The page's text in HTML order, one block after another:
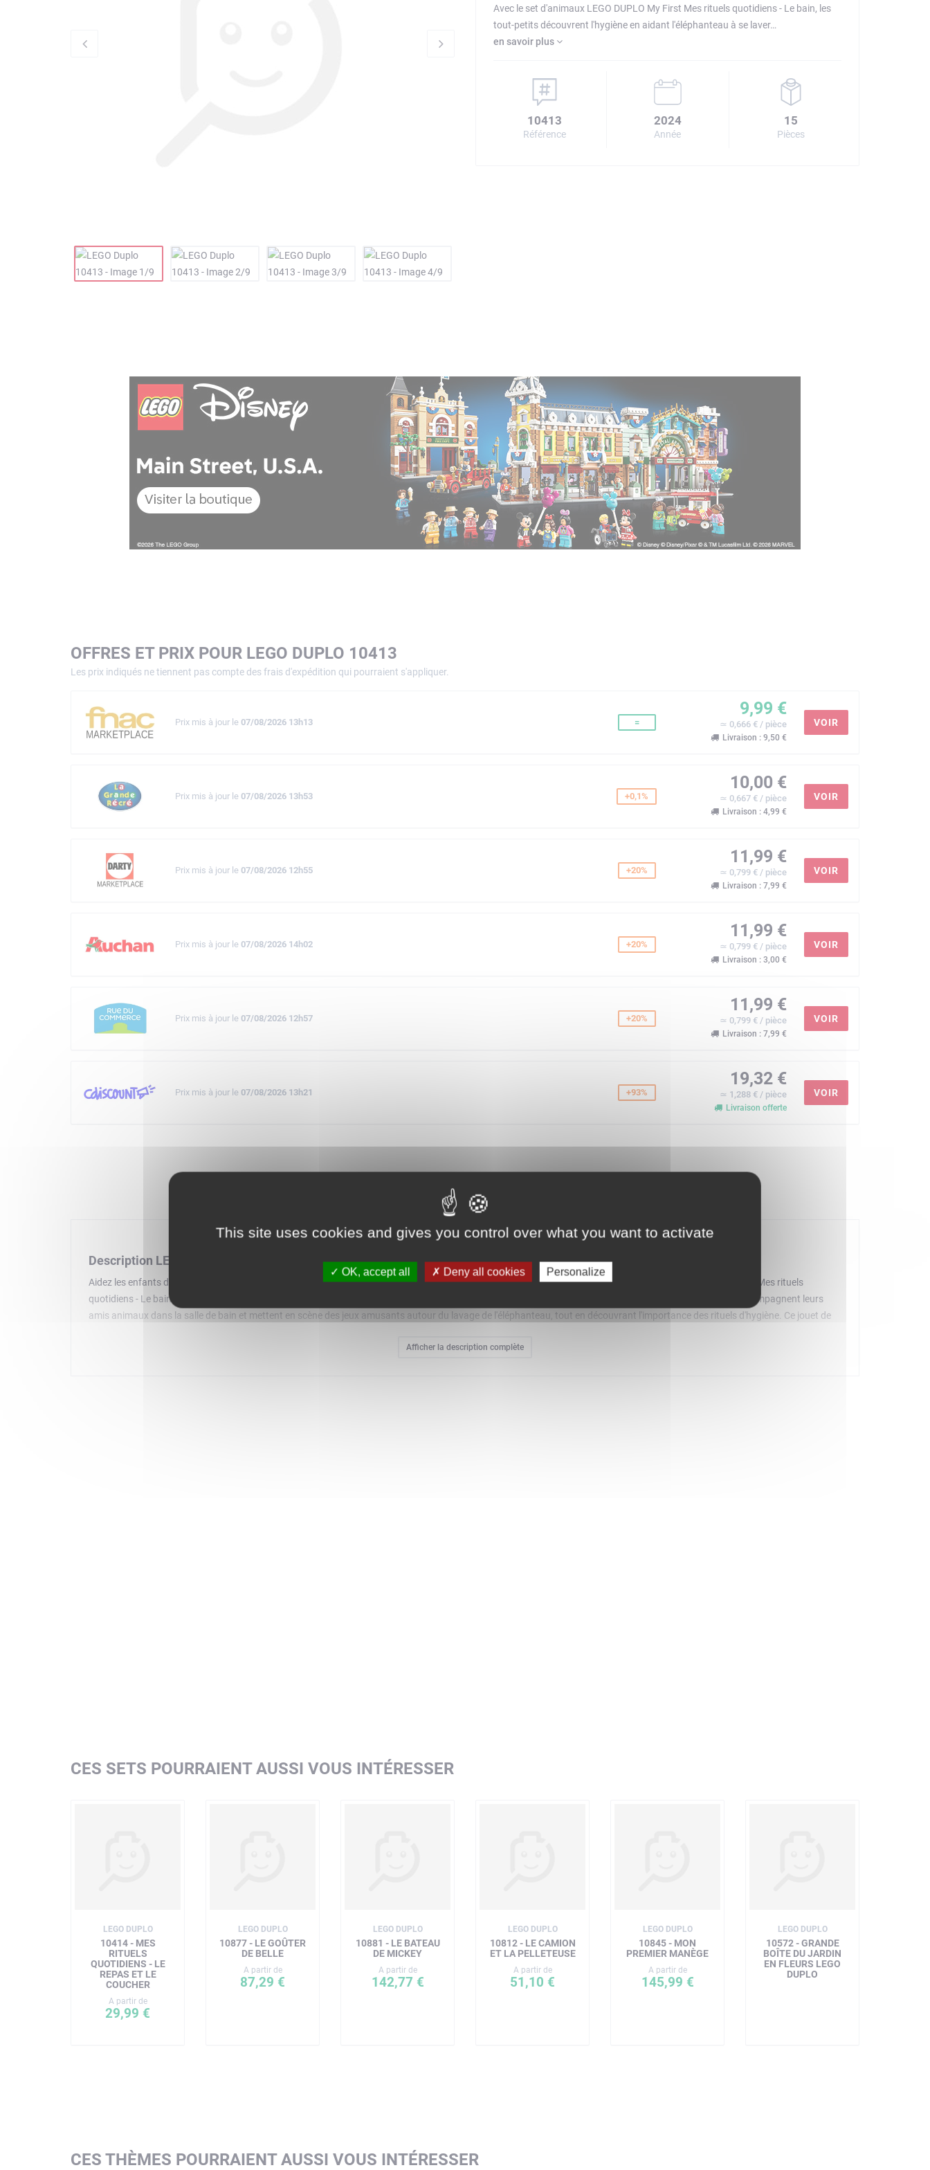
Avec le set d'animaux LEGO DUPLO My First Mes rituels quotidiens - Le bain, les
tout-petits découvrent l'hygiène en aidant l'éléphanteau à se laver…
en savoir plus
10413
Référence
2024
Année
15
Pièces
OFFRES ET PRIX POUR LEGO DUPLO 10413
Les prix indiqués ne tiennent pas compte des frais d'expédition qui pourraient s'appliquer.
Prix mis à jour le 07/08/2026 13h13 =
9,99 €
≃ 0,666 € / pièce
Livraison : 9,50 €
VOIR
Prix mis à jour le 07/08/2026 13h53 +0,1%
10,00 €
≃ 0,667 € / pièce
Livraison : 4,99 €
VOIR
Prix mis à jour le 07/08/2026 12h55 +20%
11,99 €
≃ 0,799 € / pièce
Livraison : 7,99 €
VOIR
Prix mis à jour le 07/08/2026 14h02 +20%
11,99 €
≃ 0,799 € / pièce
Livraison : 3,00 €
VOIR
Prix mis à jour le 07/08/2026 12h57 +20%
11,99 €
≃ 0,799 € / pièce
Livraison : 7,99 €
VOIR
Prix mis à jour le 07/08/2026 13h21 +93%
19,32 €
≃ 1,288 € / pièce
Livraison offerte
VOIR
Description LEGO Duplo 10413
Aidez les enfants d'âge préscolaire de 18 mois et plus à appréhender leurs sensations autour de l'hygiène avec le jouet d'apprentissage LEGO DUPLO My First Mes rituels
quotidiens - Le bain (10413). Ce set comprend 2 éléphants (un adulte et son petit) ainsi qu'une baignoire, une douche et des toilettes. Parents et enfants accompagnent leurs
amis animaux dans la salle de bain et mettent en scène des jeux amusants autour du lavage de l'éléphanteau, tout en découvrant l'importance des rituels d'hygiène. Ce jouet de
les rituels d'hygiène. Un set de jeu pour le bain idéal pour engager d'amusantes conversations autour de l'apprentissage de la propreté. Avec les jouets éducatifs LEGO DUPLO, les
Afficher la description complète
CES SETS POURRAIENT AUSSI VOUS INTÉRESSER
LEGO DUPLO
10414 - MES
RITUELS
QUOTIDIENS - LE
REPAS ET LE
COUCHER
A partir de
29,99 €
LEGO DUPLO
10877 - LE GOÛTER
DE BELLE
A partir de
87,29 €
LEGO DUPLO
10881 - LE BATEAU
DE MICKEY
A partir de
142,77 €
LEGO DUPLO
10812 - LE CAMION
ET LA PELLETEUSE
A partir de
51,10 €
LEGO DUPLO
10845 - MON
PREMIER MANÈGE
A partir de
145,99 €
LEGO DUPLO
10572 - GRANDE
BOÎTE DU JARDIN
EN FLEURS LEGO
DUPLO
CES THÈMES POURRAIENT AUSSI VOUS INTÉRESSER
This site uses cookies and gives you control over what you want to activate
OK, accept all Deny all cookies Personalize